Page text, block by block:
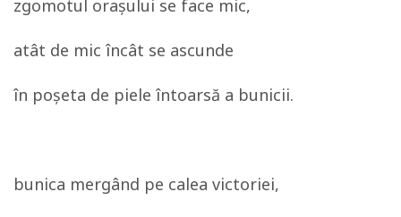
zgomotul oraşului se face mic,
atât de mic încât se ascunde
în poşeta de piele întoarsă a bunicii.
bunica mergând pe calea victoriei,